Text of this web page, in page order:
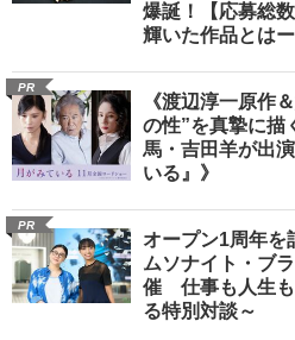
爆誕！【応募総
輝いた作品とはー
PR
《渡辺淳一原作
の性”を真摯に描
馬・吉田羊が出
いる』》
PR
オープン1周年を
ムソナイト・ブ
催 仕事も人生も
る特別対談～